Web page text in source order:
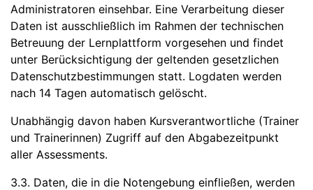
Administratoren einsehbar. Eine Verarbeitung dieser
Daten ist ausschließlich im Rahmen der technischen
Betreuung der Lernplattform vorgesehen und findet
unter Berücksichtigung der geltenden gesetzlichen
Datenschutzbestimmungen statt. Logdaten werden
nach 14 Tagen automatisch gelöscht.
Unabhängig davon haben Kursverantwortliche (Trainer
und Trainerinnen) Zugriff auf den Abgabezeitpunkt
aller Assessments.
3.3. Daten, die in die Notengebung einfließen, werden